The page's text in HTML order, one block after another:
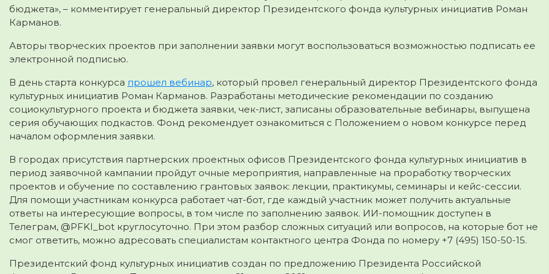
бюджета», – комментирует генеральный директор Президентского фонда культурных инициатив Роман
Карманов.
Авторы творческих проектов при заполнении заявки могут воспользоваться возможностью подписать ее
электронной подписью.
В день старта конкурса прошел вебинар, который провел генеральный директор Президентского фонда
культурных инициатив Роман Карманов. Разработаны методические рекомендации по созданию
социокультурного проекта и бюджета заявки, чек-лист, записаны образовательные вебинары, выпущена
серия обучающих подкастов. Фонд рекомендует ознакомиться с Положением о новом конкурсе перед
началом оформления заявки.
В городах присутствия партнерских проектных офисов Президентского фонда культурных инициатив в
период заявочной кампании пройдут очные мероприятия, направленные на проработку творческих
проектов и обучение по составлению грантовых заявок: лекции, практикумы, семинары и кейс-сессии.
Для помощи участникам конкурса работает чат-бот, где каждый участник может получить актуальные
ответы на интересующие вопросы, в том числе по заполнению заявок. ИИ-помощник доступен в
Телеграм, @PFKI_bot круглосуточно. При этом разбор сложных ситуаций или вопросов, на которые бот не
смог ответить, можно адресовать специалистам контактного центра Фонда по номеру +7 (495) 150-50-15.
Президентский фонд культурных инициатив создан по предложению Президента Российской